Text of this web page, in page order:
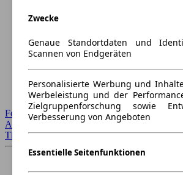
Forum Startseite
Alle Auto-Foren
Themen-Forum
Zwecke
Genaue Standortdaten und
Scannen von Endgeräten
Personalisierte Werbung und
Werbeleistung und der
Zielgruppenforschung sowie
Verbesserung von Angeboten
Essentielle Seitenfunktionen